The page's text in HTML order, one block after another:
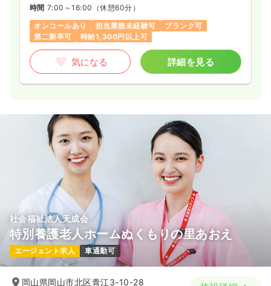
時間 7:00～16:00 （休憩60分）
オンコールあり
担当業務未経験可
ブランク可
第二新卒可
時給1,300円以上可
気になる 詳細を見る
社会福祉法人天成会
特別養護老人ホームぬくもりの里あおえ
エージェント求人 車通勤可
岡山県岡山市北区青江3-10-28